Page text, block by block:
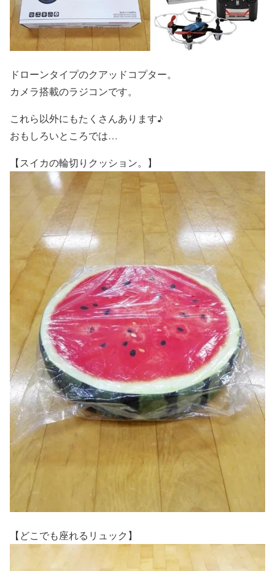
ドローンタイプのクアッドコプター。
カメラ搭載のラジコンです。
これら以外にもたくさんあります♪
おもしろいところでは…
【スイカの輪切りクッション。】
【どこでも座れるリュック】